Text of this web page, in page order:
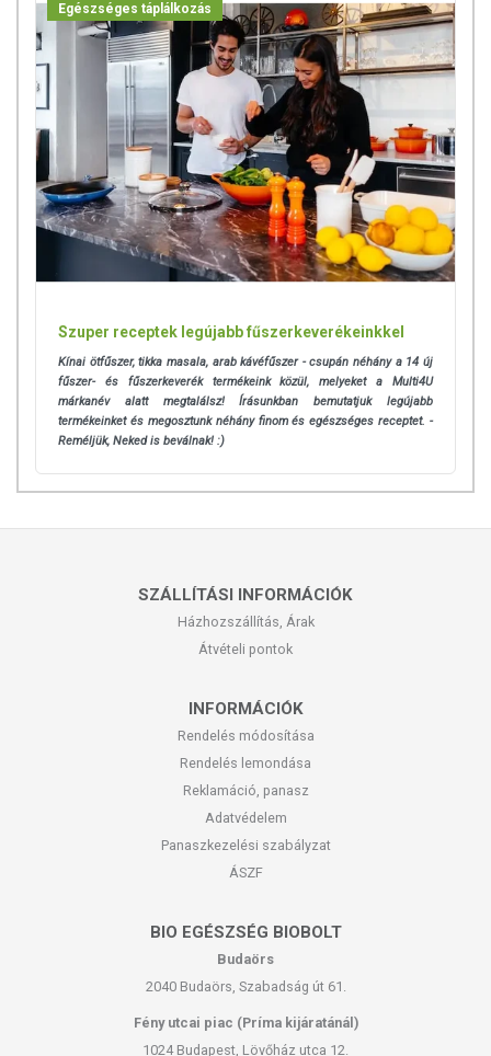
Egészséges táplálkozás
Szuper receptek legújabb fűszerkeverékeinkkel
Kínai ötfűszer, tikka masala, arab kávéfűszer - csupán néhány a 14 új
fűszer- és fűszerkeverék termékeink közül, melyeket a Multi4U
márkanév alatt megtalálsz! Írásunkban bemutatjuk legújabb
termékeinket és megosztunk néhány finom és egészséges receptet. -
Reméljük, Neked is beválnak! :)
SZÁLLÍTÁSI INFORMÁCIÓK
Házhozszállítás, Árak
Átvételi pontok
INFORMÁCIÓK
Rendelés módosítása
Rendelés lemondása
Reklamáció, panasz
Adatvédelem
Panaszkezelési szabályzat
ÁSZF
BIO EGÉSZSÉG BIOBOLT
Budaörs
2040 Budaörs, Szabadság út 61.
Fény utcai piac (Príma kijáratánál)
1024 Budapest, Lövőház utca 12.